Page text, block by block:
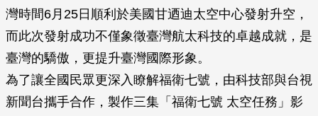
灣時間6月25日順利於美國甘迺迪太空中心發射升空，
而此次發射成功不僅象徵臺灣航太科技的卓越成就，是
臺灣的驕傲，更提升臺灣國際形象。
為了讓全國民眾更深入瞭解福衛七號，由科技部與台視
新聞台攜手合作，製作三集「福衛七號 太空任務」影